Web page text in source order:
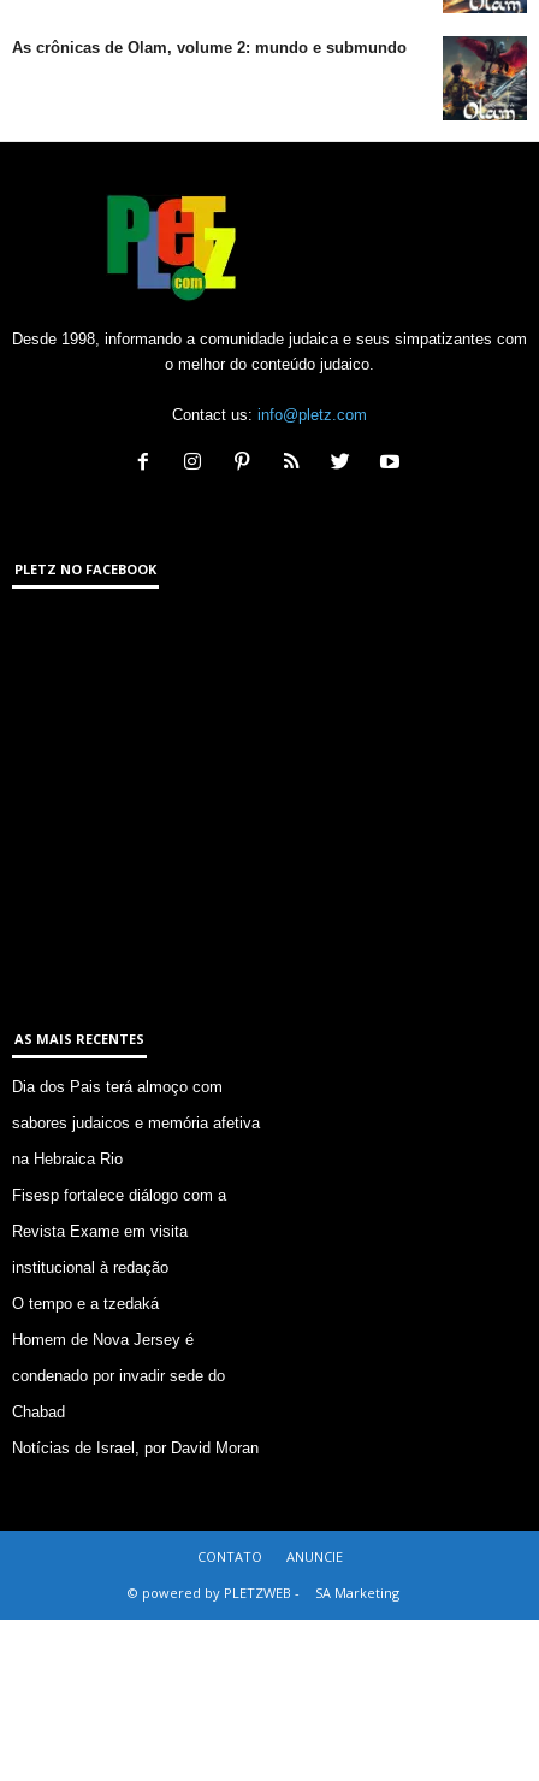
As crônicas de Olam, volume 2: mundo e submundo
Desde 1998, informando a comunidade judaica e seus simpatizantes com
o melhor do conteúdo judaico.
Contact us: info@pletz.com
PLETZ NO FACEBOOK
AS MAIS RECENTES
Dia dos Pais terá almoço com
sabores judaicos e memória afetiva
na Hebraica Rio
Fisesp fortalece diálogo com a
Revista Exame em visita
institucional à redação
O tempo e a tzedaká
Homem de Nova Jersey é
condenado por invadir sede do
Chabad
Notícias de Israel, por David Moran
CONTATO
ANUNCIE
© powered by PLETZWEB -
SA Marketing